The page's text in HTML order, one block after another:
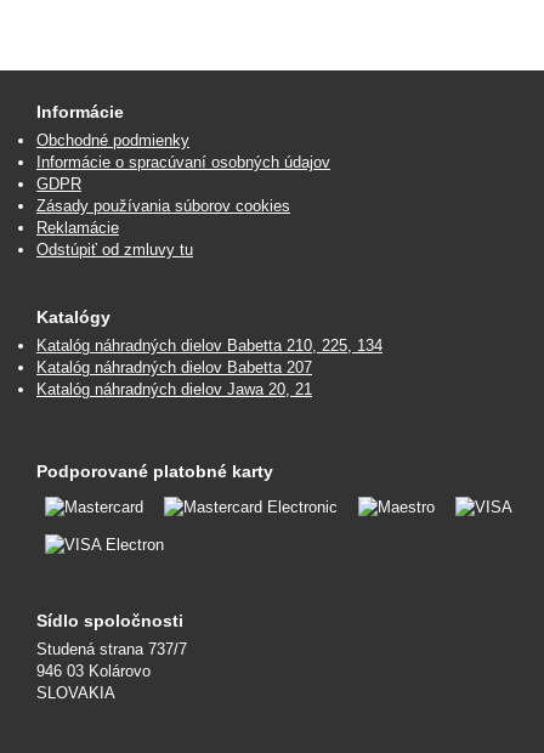
Informácie
Obchodné podmienky
Informácie o spracúvaní osobných údajov
GDPR
Zásady používania súborov cookies
Reklamácie
Odstúpiť od zmluvy tu
Katalógy
Katalóg náhradných dielov Babetta 210, 225, 134
Katalóg náhradných dielov Babetta 207
Katalóg náhradných dielov Jawa 20, 21
Podporované platobné karty
Sídlo spoločnosti
Studená strana 737/7
946 03 Kolárovo
SLOVAKIA